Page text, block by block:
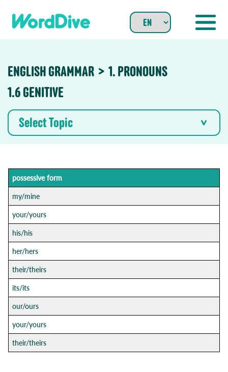
content
ENGLISH GRAMMAR
1. PRONOUNS
1.6 GENITIVE
Select Topic
possessive form
my/mine
your/yours
his/his
her/hers
their/theirs
its/its
our/ours
your/yours
their/theirs